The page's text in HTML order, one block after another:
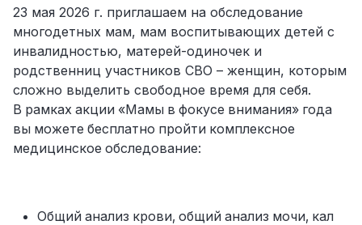
23 мая 2026 г. приглашаем на обследование
многодетных мам, мам воспитывающих детей с
инвалидностью, матерей-одиночек и
родственниц участников СВО – женщин, которым
сложно выделить свободное время для себя.
В рамках акции «Мамы в фокусе внимания» года
вы можете бесплатно пройти комплексное
медицинское обследование:
Общий анализ крови, общий анализ мочи, кал